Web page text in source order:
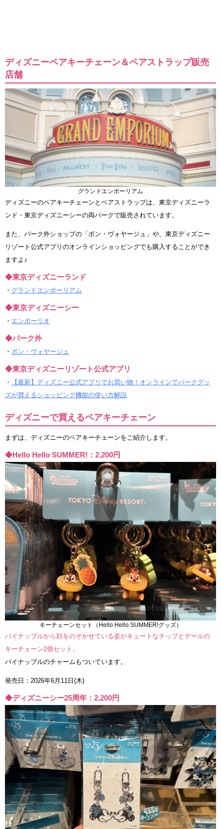
ディズニーペアキーチェーン＆ペアストラップ販売
店舗
グランドエンポーリアム
ディズニーのペアキーチェーンとペアストラップは、東京ディズニーラ
ンド・東京ディズニーシーの両パークで販売されています。
また、パーク外ショップの「ボン・ヴォヤージュ」や、東京ディズニー
リゾート公式アプリのオンラインショッピングでも購入することができ
ますよ♪
◆東京ディズニーランド
・ グランドエンポーリアム
◆東京ディズニーシー
・ エンポーリオ
◆パーク外
・ ボン・ヴォヤージュ
◆東京ディズニーリゾート公式アプリ
・
【最新】ディズニー公式アプリでお買い物！オンラインでパークグッ
ズが買えるショッピング機能の使い方解説
ディズニーで買えるペアキーチェーン
まずは、ディズニーのペアキーチェーンをご紹介します。
◆Hello Hello SUMMER!：2,200円
キーチェーンセット（Hello Hello SUMMER!グッズ）
パイナップルから顔をのぞかせている姿がキュートなチップとデールの
キーチェーン2個セット。
パイナップルのチャームもついています。
発売日：2026年6月11日(木)
◆ディズニーシー25周年：2,200円